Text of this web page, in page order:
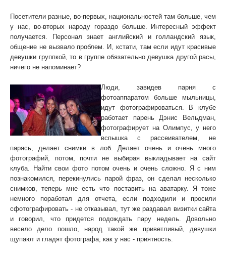
Посетители разные, во-первых, национальностей там больше, чем
у нас, во-вторых народу гораздо больше. Интересный эффект
получается. Персонал знает английский и голландский язык,
общение не вызвало проблем. И, кстати, там если идут красивые
девушки группкой, то в группе обязательно девушка другой расы,
ничего не напоминает?
Люди, завидев парня с
фотоаппаратом больше мыльницы,
идут фотографироваться. В клубе
работает парень Дэнис Вельдман,
фотографирует на Олимпус, у него
вспышка с рассеивателем, не
парясь, делает снимки в лоб. Делает очень и очень много
фотографий, потом, почти не выбирая выкладывает на сайт
клуба. Найти свои фото потом очень и очень сложно. Я с ним
познакомился, перекинулись парой фраз, он сделал несколько
снимков, теперь мне есть что поставить на аватарку. Я тоже
немного поработал для отчета, если подходили и просили
сфотографировать - не отказывал, тут же раздавал визитки сайта
и говорил, что придется подождать пару недель. Довольно
весело дело пошло, народ такой же приветливый, девушки
щупают и гладят фотографа, как у нас - приятность.